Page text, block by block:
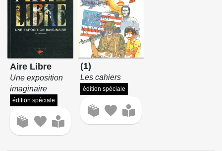
Aire Libre
Une exposition
imaginaire
édition spéciale
(1)
Les cahiers
édition spéciale